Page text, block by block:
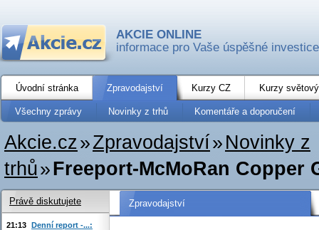
AKCIE ONLINE
informace pro Vaše úspěšné investice
Úvodní stránka Zpravodajství Kurzy CZ Kurzy
Všechny zprávy Novinky z trhů Komentáře a doporučení
Akcie.cz»Zpravodajství» Novinky z
trhů»Freeport-McMoRan Copper
Zpravodajství
Právě diskutujete
21:13 Denní report -...: